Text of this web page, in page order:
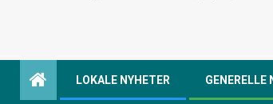
LOKALE NYHETER GENERELLE